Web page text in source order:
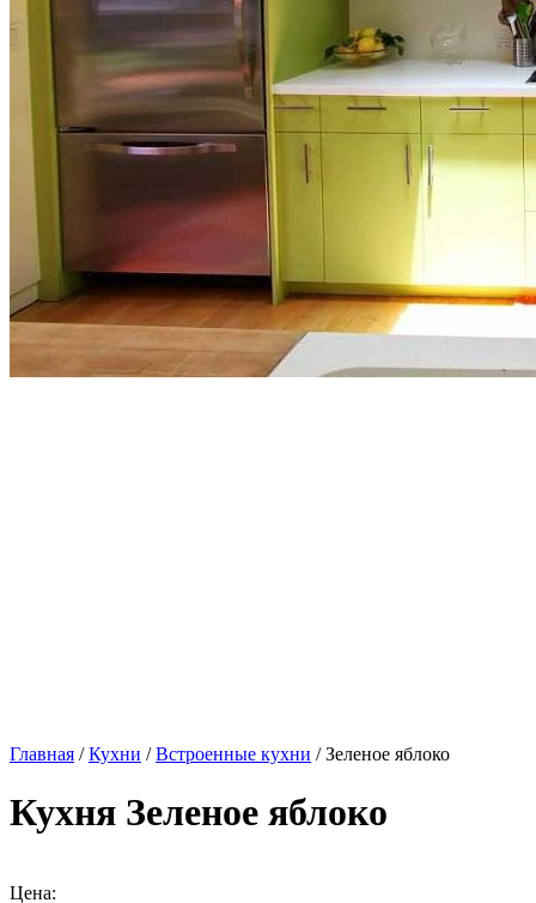
Главная /Кухни /Встроенные кухни / Зеленое яблоко
Кухня Зеленое яблоко
Цена: